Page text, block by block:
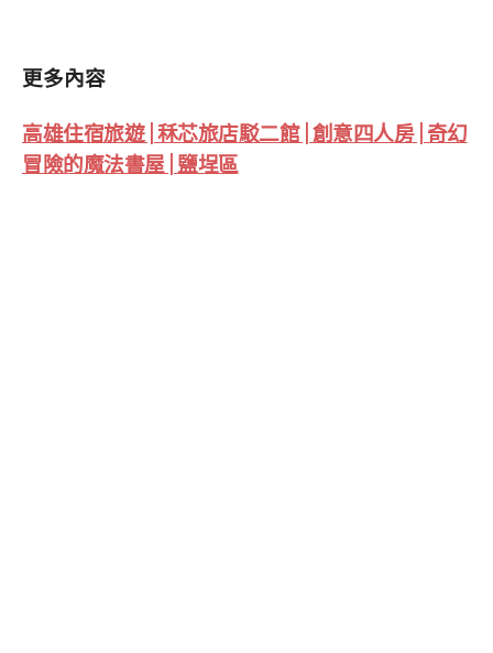
更多內容
高雄住宿旅遊 | 秝芯旅店駁二館 | 創意四人房 | 奇幻
冒險的魔法書屋 | 鹽埕區